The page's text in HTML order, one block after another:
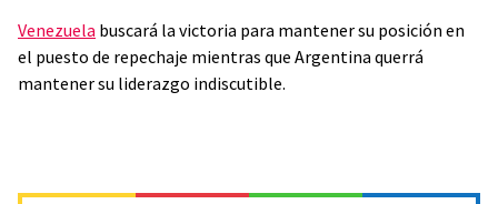
Venezuela buscará la victoria para mantener su posición en
el puesto de repechaje mientras que Argentina querrá
mantener su liderazgo indiscutible.